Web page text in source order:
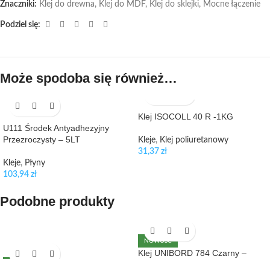
Znaczniki: Klej do drewna, Klej do MDF, Klej do sklejki, Mocne łączenie
Podziel się:
Może spodoba się również…
U111 Środek Antyadhezyjny
Przezroczysty – 5LT
Kleje, Płyny
103,94 zł
Klej ISOCOLL 40 R -1KG
Kleje, Klej poliuretanowy
31,37 zł
Podobne produkty
NOWOŚĆ
Klej UNIBORD 784 Czarny –